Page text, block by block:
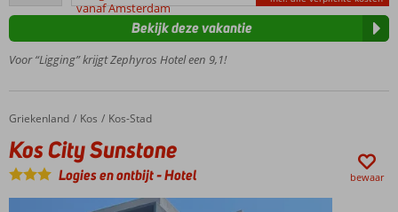
meter
het
strand
Centrum
Stad op 1
kilometer
Fijn zwembad
met apart
kindergedeelte
vanaf Amsterdam
Voor “Ligging” krijgt Zephyros Hotel een 9,1!
Bekijk deze vakantie
Home
Griekenland Kos Kos-Stad
Kos City Sunstone
Kos City Sunstone
Logies en ontbijt-Hotel bewaar